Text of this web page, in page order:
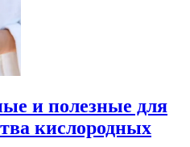
и полезные для
кислородных